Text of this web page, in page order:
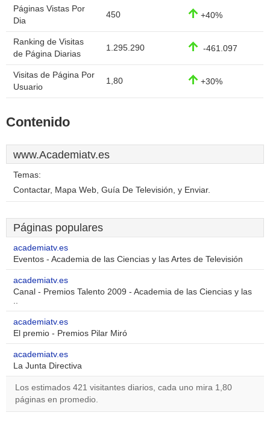
Páginas Vistas Por
Dia
450 +40%
Ranking de Visitas
de Página Diarias
1.295.290 -461.097
Visitas de Página Por
Usuario
1,80 +30%
Contenido
www.Academiatv.es
Temas:
Contactar, Mapa Web, Guía De Televisión, y Enviar.
Páginas populares
academiatv.es
Eventos - Academia de las Ciencias y las Artes de Televisión
academiatv.es
Canal - Premios Talento 2009 - Academia de las Ciencias y las
..
academiatv.es
El premio - Premios Pilar Miró
academiatv.es
La Junta Directiva
Los estimados 421 visitantes diarios, cada uno mira 1,80
páginas en promedio.